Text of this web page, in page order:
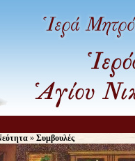
» Συμβουλές